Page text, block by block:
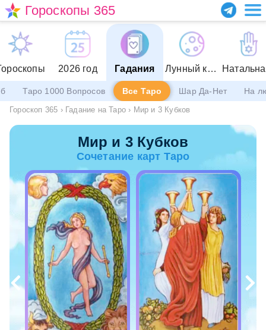
Гороскопы 365
2026 год Гадания Лунный календарь
Таро 1000 Вопросов Все Таро Шар Да-Нет На
Гороскоп 365 › Гадание на Таро › Мир и 3 Кубков
Мир и 3 Кубков
Сочетание карт Таро